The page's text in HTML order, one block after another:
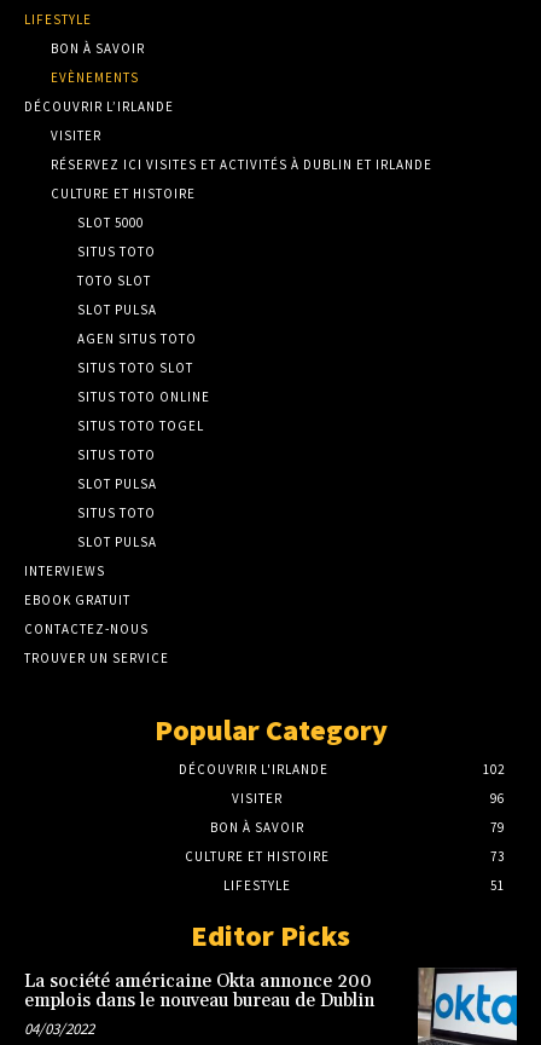
LIFESTYLE
BON À SAVOIR
EVÈNEMENTS
DÉCOUVRIR L’IRLANDE
VISITER
RÉSERVEZ ICI VISITES ET ACTIVITÉS À DUBLIN ET IRLANDE
CULTURE ET HISTOIRE
SLOT 5000
SITUS TOTO
TOTO SLOT
SLOT PULSA
AGEN SITUS TOTO
SITUS TOTO SLOT
SITUS TOTO ONLINE
SITUS TOTO TOGEL
SITUS TOTO
SLOT PULSA
SITUS TOTO
SLOT PULSA
INTERVIEWS
EBOOK GRATUIT
CONTACTEZ-NOUS
TROUVER UN SERVICE
Popular Category
DÉCOUVRIR L'IRLANDE
102
VISITER
96
BON À SAVOIR
79
CULTURE ET HISTOIRE
73
LIFESTYLE
51
Editor Picks
La société américaine Okta annonce 200
emplois dans le nouveau bureau de Dublin
04/03/2022